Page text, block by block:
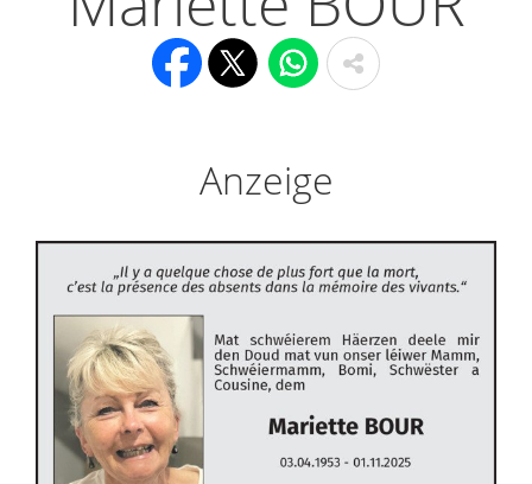
Anzeige